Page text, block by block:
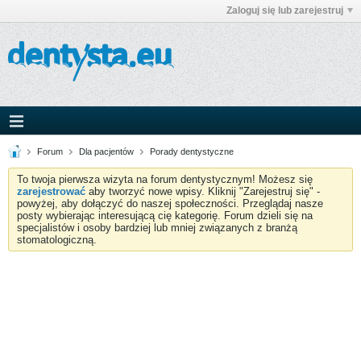
Zaloguj się lub zarejestruj
Forum Dla pacjentów Porady dentystyczne
To twoja pierwsza wizyta na forum dentystycznym! Możesz się
zarejestrować aby tworzyć nowe wpisy. Kliknij "Zarejestruj się" -
powyżej, aby dołączyć do naszej społeczności. Przeglądaj nasze
posty wybierając interesującą cię kategorię. Forum dzieli się na
specjalistów i osoby bardziej lub mniej związanych z branżą
stomatologiczną.